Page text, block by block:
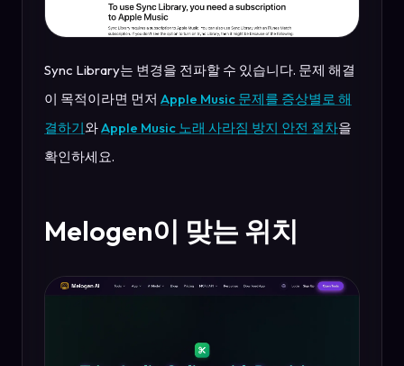
Sync Library는 변경을 전파할 수 있습니다. 문제 해결
이 목적이라면 먼저 Apple Music 문제를 증상별로 해
결하기와Apple Music 노래 사라짐 방지 안전 절차을
확인하세요.
Melogen이 맞는 위치